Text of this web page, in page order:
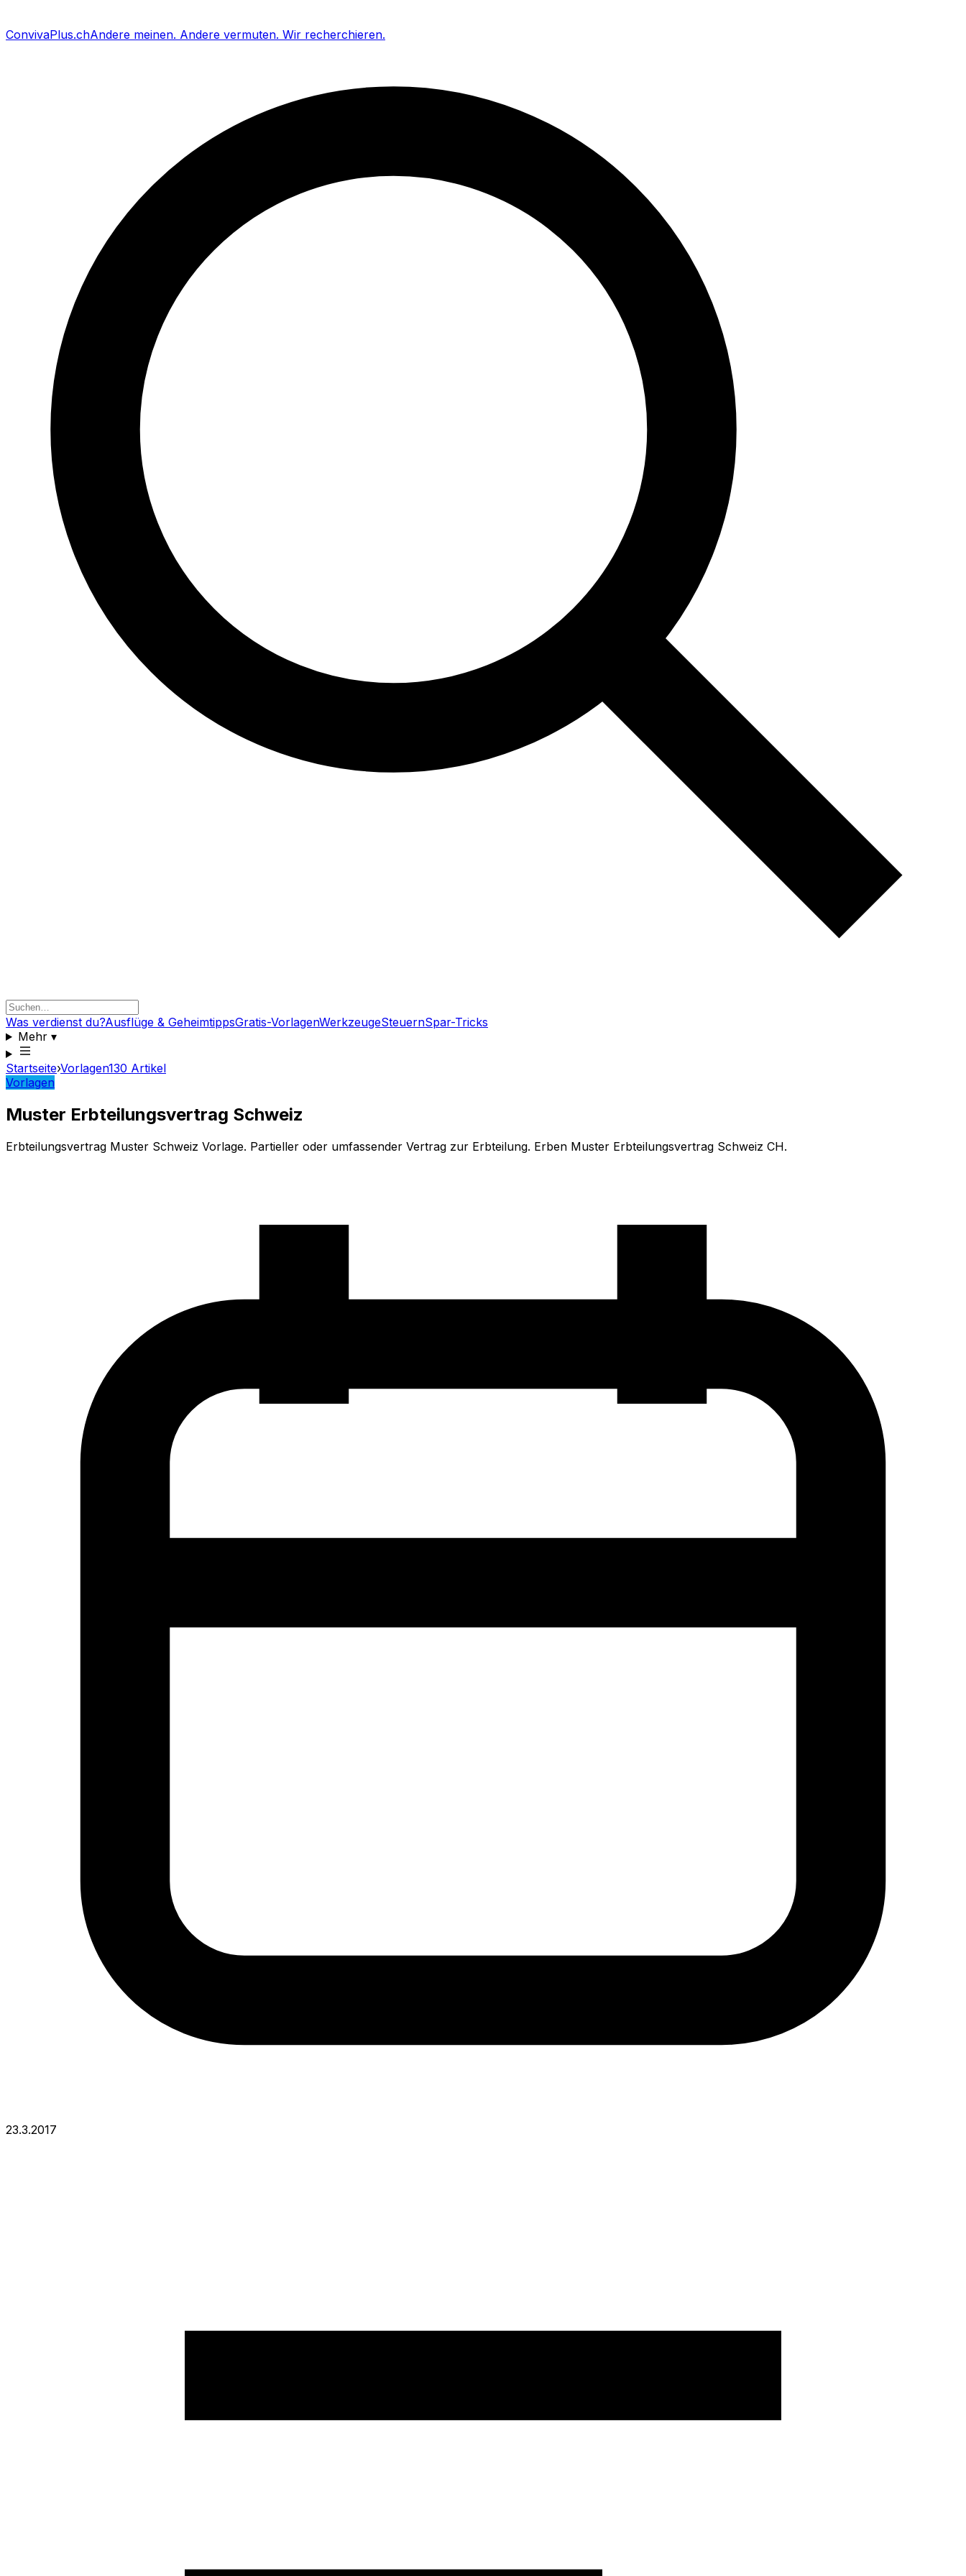
ConvivaPlus.chAndere meinen. Andere vermuten. Wir recherchieren.
Was verdienst du?Ausflüge & GeheimtippsGratis-VorlagenWerkzeugeSteuernSpar-Tricks
Mehr▾
Startseite›Vorlagen130 Artikel
Vorlagen
Muster Erbteilungsvertrag Schweiz
Erbteilungsvertrag Muster Schweiz Vorlage. Partieller oder umfassender Vertrag zur Erbteilung. Erben Muster Erbteilungsvertrag Schweiz CH.
23.3.2017